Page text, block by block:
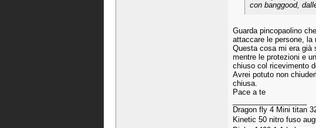
con banggood,
Guarda pincopaolino
attaccare le persone, la
Questa cosa mi era già
mentre le protezioni e
chiuso col ricevimento
Avrei potuto non
chiusa.
Pace a te
Dragon fly 4 Mini titan
Kinetic 50 nitro fuso